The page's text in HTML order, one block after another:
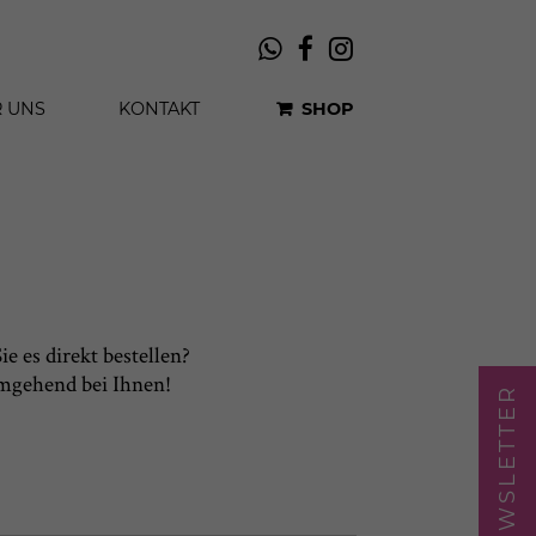
NEWSLETTER
UNS KONTAKT SHOP
es direkt bestellen?
bei Ihnen!